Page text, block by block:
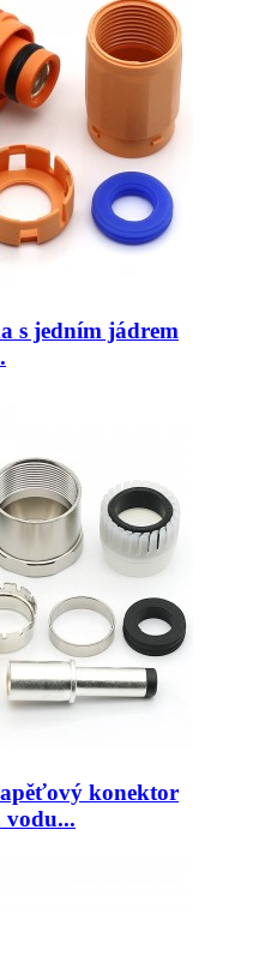
s jedním jádrem
konektor
vodu...